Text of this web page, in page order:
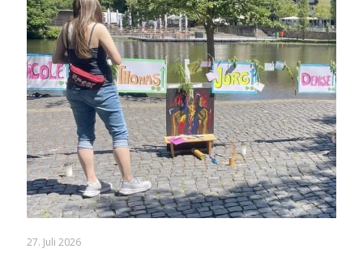
27. Juli 2026